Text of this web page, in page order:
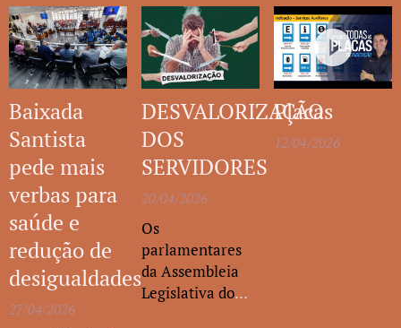
Baixada
Santista
pede mais
verbas para
saúde e
redução de
desigualdades
27/04/2026
DESVALORIZAÇÃO
DOS
SERVIDORES
20/04/2026
Os
parlamentares
da Assembleia
Legislativa do
Placas
12/04/2026